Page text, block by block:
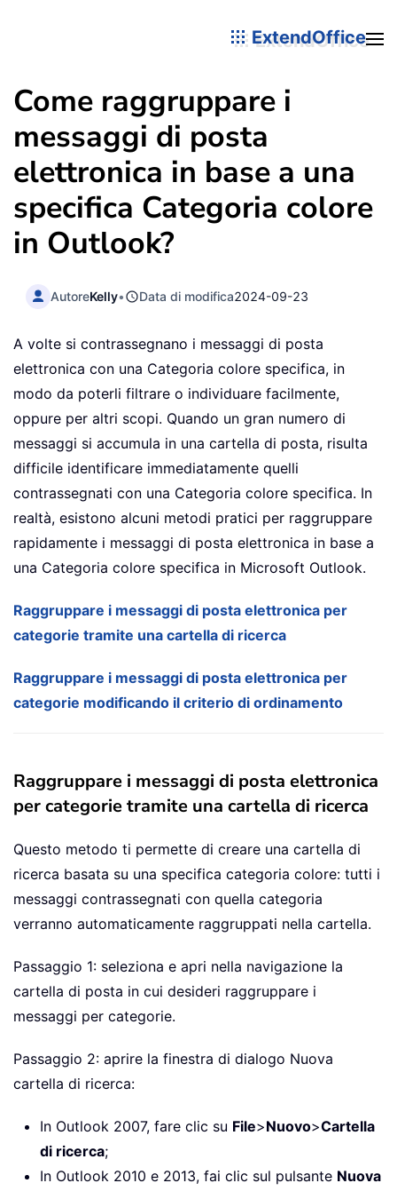
ExtendOffice
Come raggruppare i
messaggi di posta
elettronica in base a una
specifica Categoria colore
in Outlook?
AutoreKelly• Data di modifica2024-09-23
A volte si contrassegnano i messaggi di posta
elettronica con una Categoria colore specifica, in
modo da poterli filtrare o individuare facilmente,
oppure per altri scopi. Quando un gran numero di
messaggi si accumula in una cartella di posta, risulta
difficile identificare immediatamente quelli
contrassegnati con una Categoria colore specifica. In
realtà, esistono alcuni metodi pratici per raggruppare
rapidamente i messaggi di posta elettronica in base a
una Categoria colore specifica in Microsoft Outlook.
Raggruppare i messaggi di posta elettronica per
categorie tramite una cartella di ricerca
Raggruppare i messaggi di posta elettronica per
categorie modificando il criterio di ordinamento
Raggruppare i messaggi di posta elettronica
per categorie tramite una cartella di ricerca
Questo metodo ti permette di creare una cartella di
ricerca basata su una specifica categoria colore: tutti i
messaggi contrassegnati con quella categoria
verranno automaticamente raggruppati nella cartella.
Passaggio 1: seleziona e apri nella navigazione la
cartella di posta in cui desideri raggruppare i
messaggi per categorie.
Passaggio 2: aprire la finestra di dialogo Nuova
cartella di ricerca:
In Outlook 2007, fare clic su File>Nuovo>Cartella
di ricerca;
In Outlook 2010 e 2013, fai clic sul pulsante Nuova